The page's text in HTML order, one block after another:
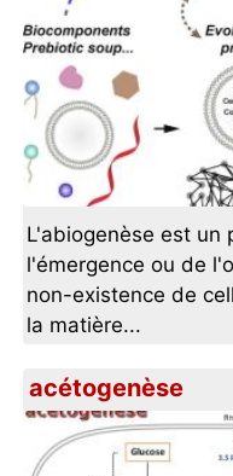
L'abiogenèse est un
l'émergence ou de
non-existence de
la matière...
acétogenèse